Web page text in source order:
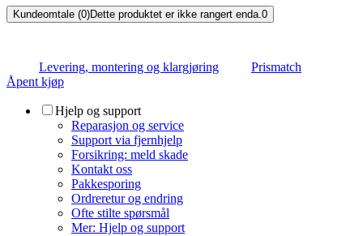
Kundeomtale (0)Dette produktet er ikke rangert enda.0
Levering, montering og klargjøring
Prismatch
Åpent kjøp
Hjelp og support
Reparasjon og service
Support via fjernhjelp
Forsikring: meld skade
Kontakt oss
Pakkesporing
Ordreretur og endring
Ofte stilte spørsmål
Mer: Hjelp og support